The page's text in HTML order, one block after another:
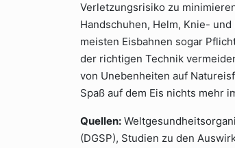
Verletzungsrisiko zu
Handschuhen, Helm, Knie-
meisten Eisbahnen sogar
der richtigen Technik
von Unebenheiten auf
Spaß auf dem Eis nichts mehr
Quellen:
(DGSP), Studien zu den